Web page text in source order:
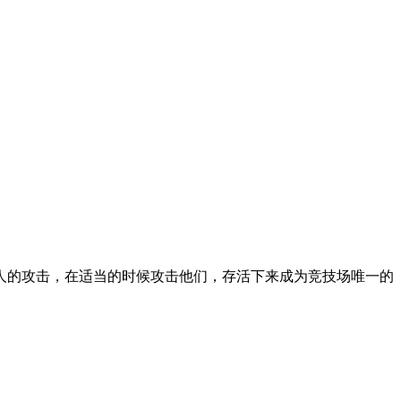
攻击，在适当的时候攻击他们，存活下来成为竞技场唯一的